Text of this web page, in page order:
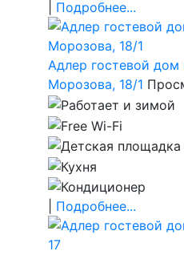
Подробнее...
Адлер гостевой дом
Морозова, 18/1
Подробнее...